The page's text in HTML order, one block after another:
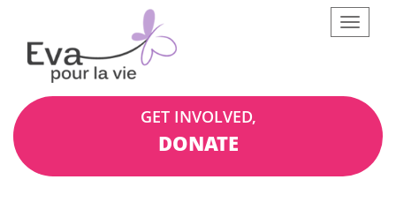
Afficher
le
GET INVOLVED,
DONATE